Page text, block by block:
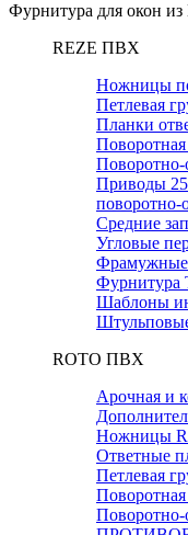
Фурнитура для окон
REZE ПВХ
Ножницы
Петлевая
Планки
Поворотно-
Приводы
поворотно-
Средние
Угловые
Фрамужные
Фурнитура
Шаблоны
RОTO ПВХ
Арочная и
Ножницы
Ответные
Петлевая